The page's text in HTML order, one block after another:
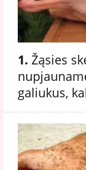
1. Žąsies
galiukus,